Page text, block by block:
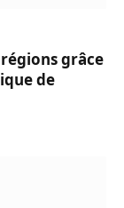
grâce
de